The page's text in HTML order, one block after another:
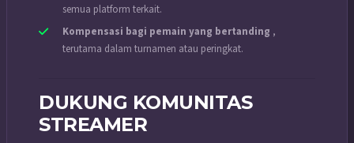
semua platform terkait.
Kompensasi bagi pemain yang bertanding ,
terutama dalam turnamen atau peringkat.
DUKUNG KOMUNITAS
STREAMER